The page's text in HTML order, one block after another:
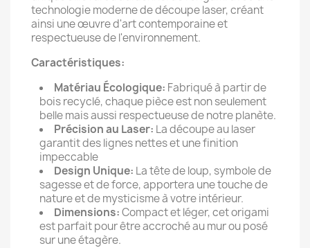
technologie moderne de découpe laser, créant
ainsi une œuvre d'art contemporaine et
respectueuse de l'environnement.
Caractéristiques:
Matériau Écologique: Fabriqué à partir de
bois recyclé, chaque pièce est non seulement
belle mais aussi respectueuse de notre planète.
Précision au Laser: La découpe au laser
garantit des lignes nettes et une finition
impeccable
Design Unique: La tête de loup, symbole de
sagesse et de force, apportera une touche de
nature et de mysticisme à votre intérieur.
Dimensions:Compact et léger, cet origami
est parfait pour être accroché au mur ou posé
sur une étagère.